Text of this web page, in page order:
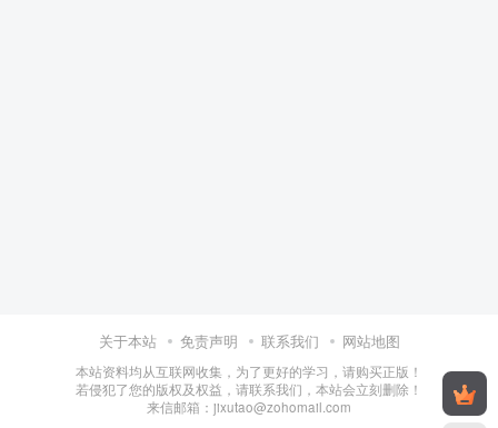
关于本站 免责声明 联系我们 网站地图
本站资料均从互联网收集，为了更好的学习，请购买正版！
若侵犯了您的版权及权益，请联系我们，本站会立刻删除！
来信邮箱：jixutao@zohomail.com